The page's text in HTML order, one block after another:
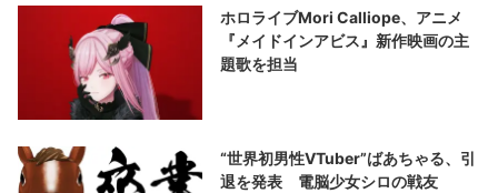
ホロライブMori Calliope、アニメ
『メイドインアビス』新作映画の主
題歌を担当
“世界初男性VTuber”ばあちゃる、引
退を発表 電脳少女シロの戦友